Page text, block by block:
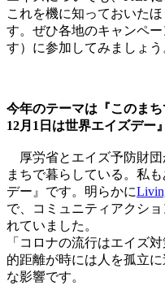
これを機に知っておいた
す。ぜひ各地のキャンペ
す）に参加してみましょう
今年のテーマは『このま
12月1日は世界エイズデー』
厚労省とエイズ予防財団
まちで暮らしている。私
デー』です。明らかに
で、コミュニティアクシ
れていました。
「コロナの流行はエイズ
的距離が時には人を孤立
な影響です。